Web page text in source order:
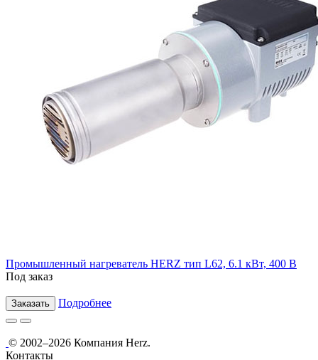
Промышленный нагреватель HERZ тип L62, 6.1 кВт, 400 В
Под заказ
Заказать Подробнее
© 2002–2026 Компания Herz.
Контакты